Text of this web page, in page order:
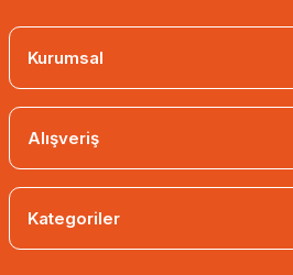
Kurumsal
Alışveriş
Kategoriler